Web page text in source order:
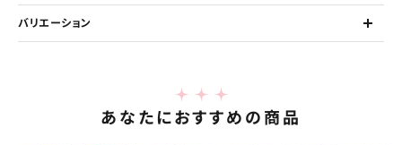
バリエーション
あなたにおすすめの商品